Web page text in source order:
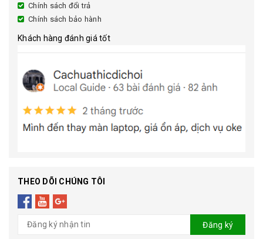
Chính sách đổi trả
Chính sách bảo hành
Khách hàng đánh giá tốt
THEO DÕI CHÚNG TÔI
Đăng ký